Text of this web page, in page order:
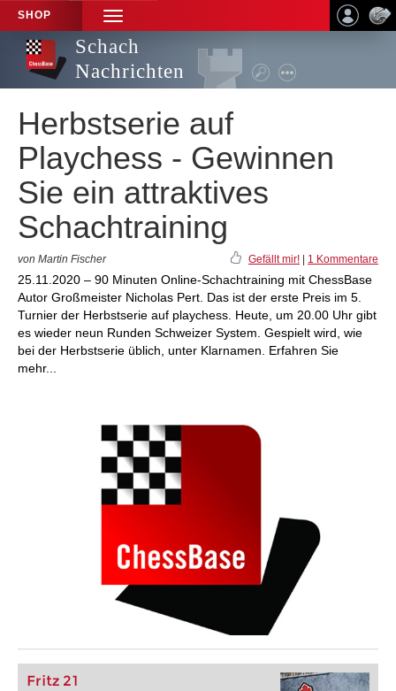
SHOP
TOGGLE
NAVIGATION
Schach
Nachrichten
Herbstserie auf
Playchess - Gewinnen
Sie ein attraktives
Schachtraining
von Martin Fischer Gefällt mir! 1 Kommentare
25.11.2020 – 90 Minuten Online-Schachtraining mit ChessBase
Autor Großmeister Nicholas Pert. Das ist der erste Preis im 5.
Turnier der Herbstserie auf playchess. Heute, um 20.00 Uhr gibt
es wieder neun Runden Schweizer System. Gespielt wird, wie
bei der Herbstserie üblich, unter Klarnamen. Erfahren Sie
mehr...
Fritz 21